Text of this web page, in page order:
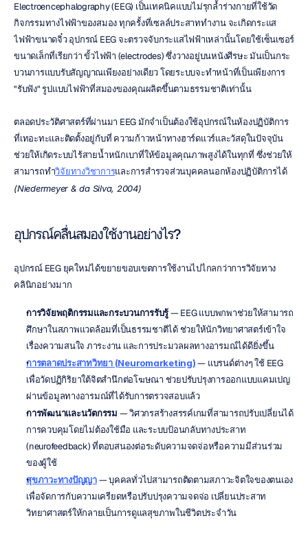
Electroencephalography (EEG) เป็นเทคนิคแบบไม่รุกล้ำร่างกายที่ใช้วัด
กิจกรรมทางไฟฟ้าของสมอง ทุกครั้งที่เซลล์ประสาททำงาน จะเกิดกระแส
ไฟฟ้าขนาดจิ๋ว อุปกรณ์ EEG จะตรวจจับกระแสไฟฟ้าเหล่านั้นโดยใช้เซ็นเซอร์
ขนาดเล็กที่เรียกว่า ขั้วไฟฟ้า (electrodes) ซึ่งวางอยู่บนหนังศีรษะ มันเป็นกระ
บวนการแบบรับสัญญาณเพียงอย่างเดียว โดยระบบจะทำหน้าที่เป็นเพียงการ
"รับฟัง" รูปแบบไฟฟ้าที่สมองของคุณผลิตขึ้นตามธรรมชาติเท่านั้น
ตลอดประวัติศาสตร์ที่ผ่านมา EEG มักจำเป็นต้องใช้อุปกรณ์ในห้องปฏิบัติการ
ที่เทอะทะและติดตั้งอยู่กับที่ ความก้าวหน้าทางฮาร์ดแวร์และวัสดุในปัจจุบัน
ช่วยให้เกิดระบบไร้สายน้ำหนักเบาที่ให้ข้อมูลคุณภาพสูงได้ในทุกที่ ซึ่งช่วยให้
สามารถทำวิจัยทางวิชาการ และการสำรวจส่วนบุคคลนอกห้องปฏิบัติการได้
(Niedermeyer & da Silva, 2004)
อุปกรณ์คลื่นสมองใช้งานอย่างไร?
อุปกรณ์ EEG ยุคใหม่ได้ขยายขอบเขตการใช้งานไปไกลกว่าการวิจัยทาง
คลินิกอย่างมาก
การวิจัยพฤติกรรมและกระบวนการรับรู้ — EEG แบบพกพาช่วยให้สามารถ
ศึกษาในสภาพแวดล้อมที่เป็นธรรมชาติได้ ช่วยให้นักวิทยาศาสตร์เข้าใจ
เรื่องความสนใจ ภาระงาน และการประมวลผลทางอารมณ์ได้ดียิ่งขึ้น
การตลาดประสาทวิทยา (Neuromarketing) — แบรนด์ต่างๆ ใช้ EEG
เพื่อวัดปฏิกิริยาใต้จิตสำนึกต่อโฆษณา ช่วยปรับปรุงการออกแบบแคมเปญ
ผ่านข้อมูลทางอารมณ์ที่ได้รับการตรวจสอบแล้ว
การพัฒนาและนวัตกรรม — วิศวกรสร้างสรรค์เกมที่สามารถปรับเปลี่ยนได้
การควบคุมโดยไม่ต้องใช้มือ และระบบป้อนกลับทางประสาท
(neurofeedback) ที่ตอบสนองต่อระดับความจดจ่อหรือความมีส่วนร่วม
ของผู้ใช้
สุขภาวะทางปัญญา — บุคคลทั่วไปสามารถติดตามสภาวะจิตใจของตนเอง
เพื่อจัดการกับความเครียดหรือปรับปรุงความจดจ่อ เปลี่ยนประสาท
วิทยาศาสตร์ให้กลายเป็นการดูแลสุขภาพในชีวิตประจำวัน